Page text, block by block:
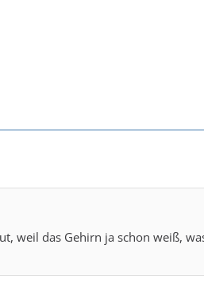
weil das Gehirn ja schon weiß,